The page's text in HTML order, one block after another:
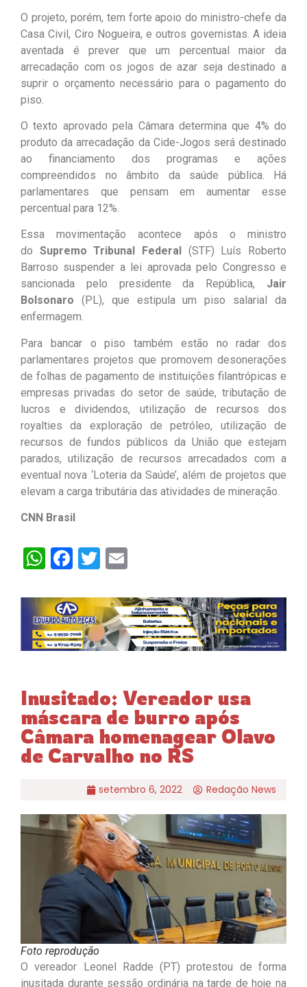
O projeto, porém, tem forte apoio do ministro-chefe da
Casa Civil, Ciro Nogueira, e outros governistas. A ideia
aventada é prever que um percentual maior da
arrecadação com os jogos de azar seja destinado a
suprir o orçamento necessário para o pagamento do
piso.
O texto aprovado pela Câmara determina que 4% do
produto da arrecadação da Cide-Jogos será destinado
ao financiamento dos programas e ações
compreendidos no âmbito da saúde pública. Há
parlamentares que pensam em aumentar esse
percentual para 12%.
Essa movimentação acontece após o ministro
do Supremo Tribunal Federal
(STF) Luís Roberto
Barroso suspender a lei aprovada pelo Congresso e
sancionada pelo presidente da República, Jair
Bolsonaro (PL), que estipula um piso salarial da
enfermagem.
Para bancar o piso também estão no radar dos
parlamentares projetos que promovem desonerações
de folhas de pagamento de instituições filantrópicas e
empresas privadas do setor de saúde, tributação de
lucros e dividendos, utilização de recursos dos
royalties da exploração de petróleo, utilização de
recursos de fundos públicos da União que estejam
parados, utilização de recursos arrecadados com a
eventual nova ‘Loteria da Saúde’, além de projetos que
elevam a carga tributária das atividades de mineração.
CNN Brasil
WhatsApp
Facebook
Twitter
Inusitado: Vereador usa
máscara de burro após
Câmara homenagear Olavo
de Carvalho no RS
setembro 6, 2022 Redação News
Foto reprodução
O vereador Leonel Radde (PT) protestou de forma
inusitada durante sessão ordinária na tarde de hoje na